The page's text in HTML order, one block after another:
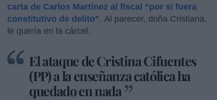
carta de Carlos Martínez al fiscal “por si fuera
constitutivo de delito”. Al parecer, doña Cristiana,
le quería en la cárcel.
El ataque de Cristina Cifuentes
(PP) a la enseñanza católica ha
quedado en nada